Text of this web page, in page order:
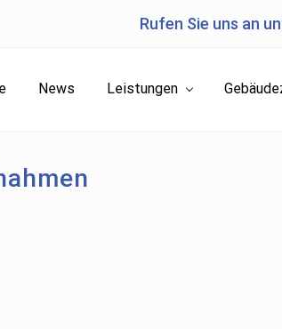
Rufen Sie uns an
News Leistungen